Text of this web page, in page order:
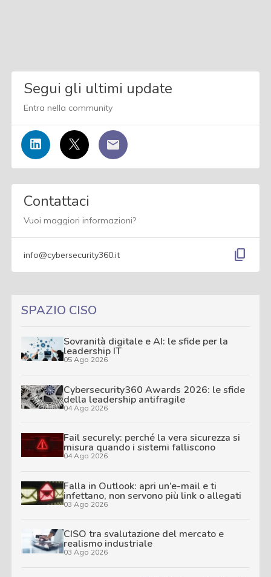
Segui gli ultimi update
Entra nella community
Contattaci
Vuoi maggiori informazioni?
info@cybersecurity360.it content_copy
SPAZIO CISO
Sovranità digitale e AI: le sfide per la
leadership IT
05 Ago 2026
Cybersecurity360 Awards 2026: le sfide
della leadership antifragile
04 Ago 2026
Fail securely: perché la vera sicurezza si
misura quando i sistemi falliscono
04 Ago 2026
Falla in Outlook: apri un’e-mail e ti
infettano, non servono più link o allegati
03 Ago 2026
CISO tra svalutazione del mercato e
realismo industriale
03 Ago 2026